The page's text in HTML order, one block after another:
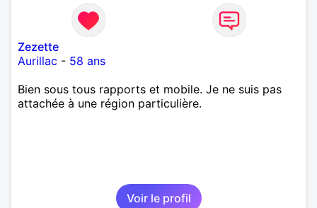
Zezette
Aurillac - 58 ans
Bien sous tous rapports et mobile. Je ne suis pas
attachée à une région particulière.
Voir le profil